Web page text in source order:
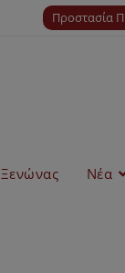
Προστασία
Ξενώνας Νέα